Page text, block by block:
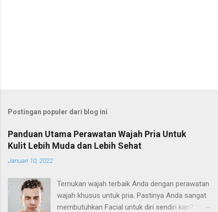
Postingan populer dari blog ini
Panduan Utama Perawatan Wajah Pria Untuk
Kulit Lebih Muda dan Lebih Sehat
Januari 10, 2022
Temukan wajah terbaik Anda dengan perawatan
wajah khusus untuk pria. Pastinya Anda sangat
membutuhkan Facial untuk diri sendiri kan? Ya,